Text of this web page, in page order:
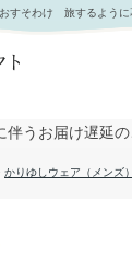
りゆしウェア P-
すそわけ 旅するよう
伴うお届け遅延
かりゆしウェア（メンズ）